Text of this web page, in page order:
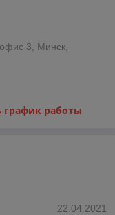
3, Минск,
график работы
22.04.2021